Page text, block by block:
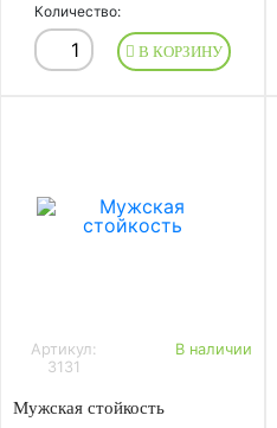
Количество:
В КОРЗИНУ
Артикул:
3131
В наличии
Мужская стойкость